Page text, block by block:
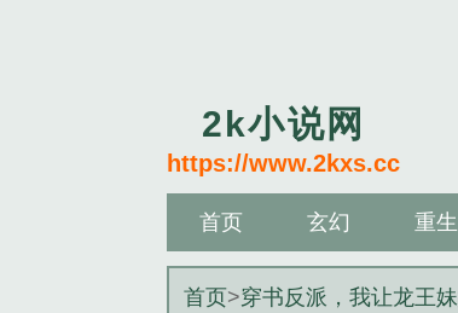
2k小说网
https://www.2kxs.cc
首页 玄幻 重生
首页>穿书反派，我让龙王